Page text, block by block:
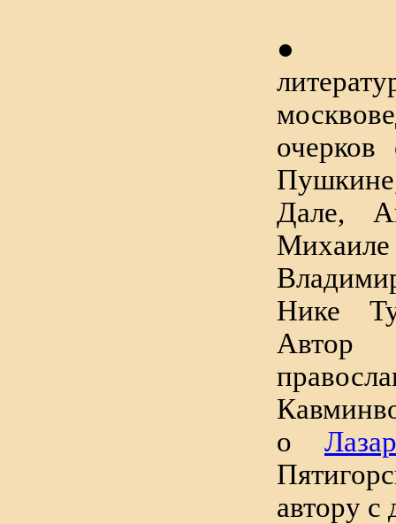
●
очерков
Дале,
Нике
о
автору с